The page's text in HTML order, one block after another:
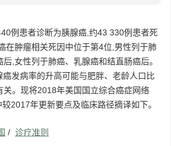
例患者诊断为胰腺癌,约43 330例患者死
在肿瘤相关死因中位于第4位,男性列于肺
,女性列于肺癌、乳腺癌和结直肠癌后。
发病率的升高可能与肥胖、老龄人口比
关。现将2018年美国国立综合癌症网络
较2017年更新要点及临床路径摘译如下。
/ 诊疗准则